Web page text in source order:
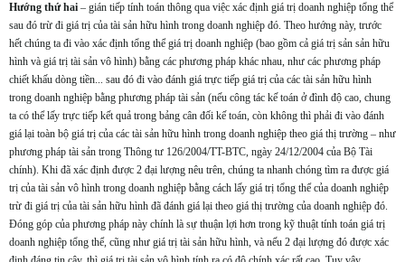
Hướng thứ hai – gián tiếp tính toán thông qua việc xác định giá trị doanh nghiệp tổng thể
sau đó trừ đi giá trị của tài sản hữu hình trong doanh nghiệp đó. Theo hướng này, trước
hết chúng ta đi vào xác định tổng thể giá trị doanh nghiệp (bao gồm cả giá trị sản sản hữu
hình và giá trị tài sản vô hình) bằng các phương pháp khác nhau, như các phương pháp
chiết khấu dòng tiền... sau đó đi vào đánh giá trực tiếp giá trị của các tài sản hữu hình
trong doanh nghiệp bằng phương pháp tài sản (nếu công tác kế toán ở đình độ cao, chung
ta có thể lấy trực tiếp kết quả trong bảng cân đối kế toán, còn không thì phải đi vào đánh
giá lại toàn bộ giá trị của các tài sản hữu hình trong doanh nghiệp theo giá thị trường – như
phương pháp tài sản trong Thông tư 126/2004/TT-BTC, ngày 24/12/2004 của Bộ Tài
chính). Khi đã xác định được 2 đại lượng nêu trên, chúng ta nhanh chóng tìm ra được giá
trị của tài sản vô hình trong doanh nghiệp bằng cách lấy giá trị tổng thể của doanh nghiệp
trừ đi giá trị của tài sản hữu hình đã đánh giá lại theo giá thị trường của doanh nghiệp đó.
Đóng góp của phương pháp này chính là sự thuận lợi hơn trong kỹ thuật tính toán giá trị
doanh nghiệp tổng thể, cũng như giá trị tài sản hữu hình, và nếu 2 đại lượng đó được xác